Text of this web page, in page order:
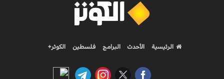
الرئيسية الأحدث البرامج فلسطين الكوثر+